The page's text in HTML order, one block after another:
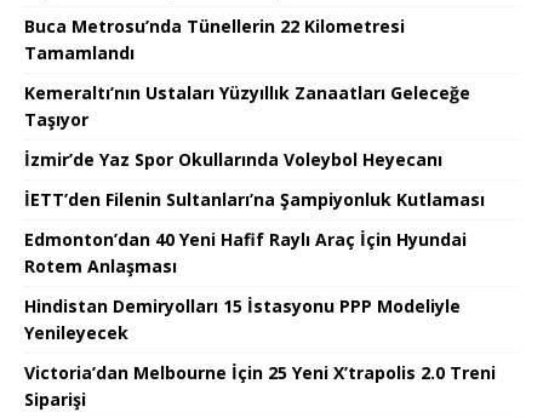
Buca Metrosu’nda Tünellerin 22 Kilometresi
Tamamlandı
Kemeraltı’nın Ustaları Yüzyıllık Zanaatları Geleceğe
Taşıyor
İzmir’de Yaz Spor Okullarında Voleybol Heyecanı
İETT’den Filenin Sultanları’na Şampiyonluk Kutlaması
Edmonton’dan 40 Yeni Hafif Raylı Araç İçin Hyundai
Rotem Anlaşması
Hindistan Demiryolları 15 İstasyonu PPP Modeliyle
Yenileyecek
Victoria’dan Melbourne İçin 25 Yeni X’trapolis 2.0 Treni
Siparişi